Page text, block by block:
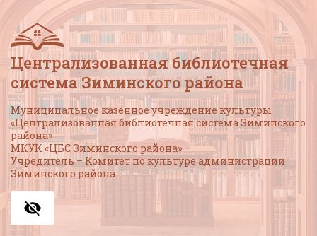
Централизованная библиотечная
система Зиминского района
Муниципальное казённое учреждение культуры
«Централизованная библиотечная система Зиминского
района»
МКУК «ЦБС Зиминского района»
Учредитель – Комитет по культуре администрации
Зиминского района